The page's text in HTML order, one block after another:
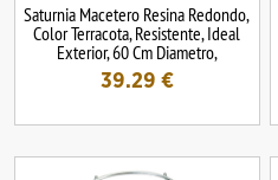
Saturnia Macetero Resina Redondo,
Color Terracota, Resistente, Ideal
Exterior, 60 Cm Diametro,
39.29 €